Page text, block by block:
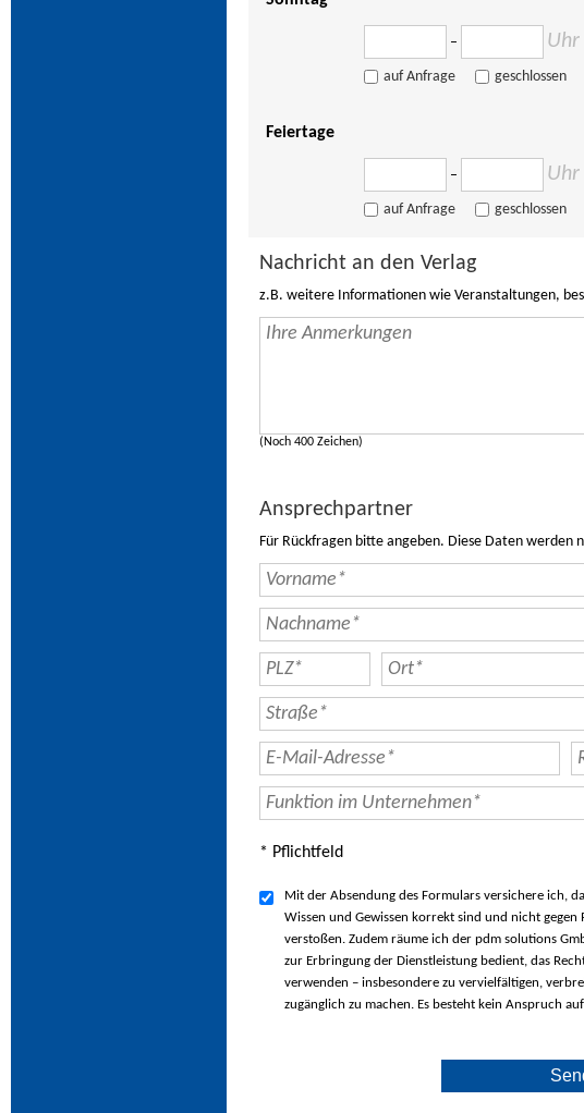
– Uhr
auf Anfrage geschlossen
Feiertage
– Uhr
auf Anfrage geschlossen
Nachricht an den Verlag
z.B. weitere Informationen wie Veranstaltungen,
(Noch 400 Zeichen)
Ansprechpartner
Für Rückfragen bitte angeben. Diese Daten werden
* Pflichtfeld
Mit der Absendung des Formulars versichere ich,
Wissen und Gewissen korrekt sind und nicht gegen
verstoßen. Zudem räume ich der pdm solutions
zur Erbringung der Dienstleistung bedient, das
verwenden – insbesondere zu vervielfältigen,
zugänglich zu machen. Es besteht kein Anspruch